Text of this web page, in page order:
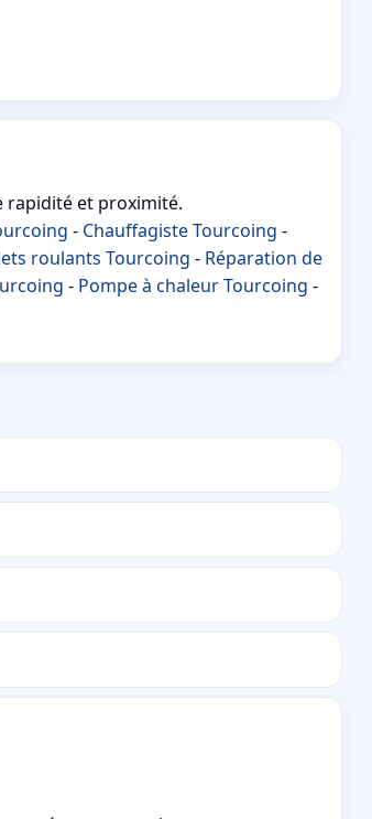
rapidité et proximité.
- Chauffagiste Tourcoing -
roulants Tourcoing - Réparation de
- Pompe à chaleur Tourcoing -